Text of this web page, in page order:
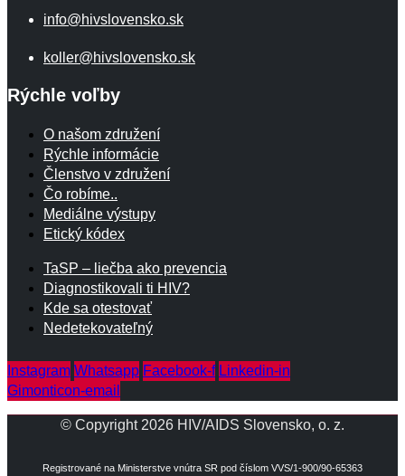
info@hivslovensko.sk
koller@hivslovensko.sk
Rýchle voľby
O našom združení
Rýchle informácie
Členstvo v združení
Čo robíme..
Mediálne výstupy
Etický kódex
TaSP – liečba ako prevencia
Diagnostikovali ti HIV?
Kde sa otestovať
Nedetekovateľný
Instagram Whatsapp Facebook-f Linkedin-in
Gimonticon-email
© Copyright 2026 HIV/AIDS Slovensko, o. z.
Registrované na Ministerstve vnútra SR pod číslom VVS/1-900/90-65363